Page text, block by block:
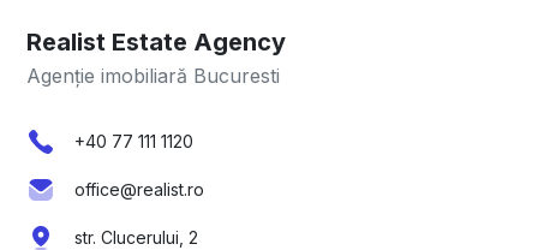
Realist Estate Agency
Agenție imobiliară Bucuresti
+40 77 111 1120
office@realist.ro
str. Clucerului, 2